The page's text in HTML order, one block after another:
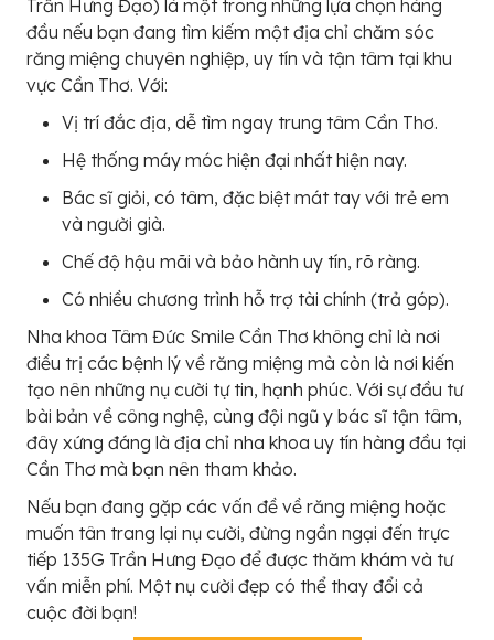
Trần Hưng Đạo) là một trong những lựa chọn hàng
đầu nếu bạn đang tìm kiếm một địa chỉ chăm sóc
răng miệng chuyên nghiệp, uy tín và tận tâm tại khu
vực Cần Thơ. Với:
Vị trí đắc địa, dễ tìm ngay trung tâm Cần Thơ.
Hệ thống máy móc hiện đại nhất hiện nay.
Bác sĩ giỏi, có tâm, đặc biệt mát tay với trẻ em
và người già.
Chế độ hậu mãi và bảo hành uy tín, rõ ràng.
Có nhiều chương trình hỗ trợ tài chính (trả góp).
Nha khoa Tâm Đức Smile Cần Thơ không chỉ là nơi
điều trị các bệnh lý về răng miệng mà còn là nơi kiến
tạo nên những nụ cười tự tin, hạnh phúc. Với sự đầu tư
bài bản về công nghệ, cùng đội ngũ y bác sĩ tận tâm,
đây xứng đáng là địa chỉ nha khoa uy tín hàng đầu tại
Cần Thơ mà bạn nên tham khảo.
Nếu bạn đang gặp các vấn đề về răng miệng hoặc
muốn tân trang lại nụ cười, đừng ngần ngại đến trực
tiếp 135G Trần Hưng Đạo để được thăm khám và tư
vấn miễn phí. Một nụ cười đẹp có thể thay đổi cả
cuộc đời bạn!